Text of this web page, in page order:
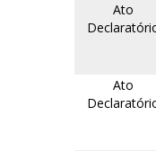
Ato
Ato